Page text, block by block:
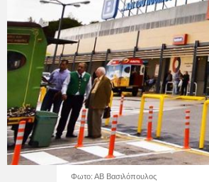
Φωτο: ΑΒ Βασιλόπουλος